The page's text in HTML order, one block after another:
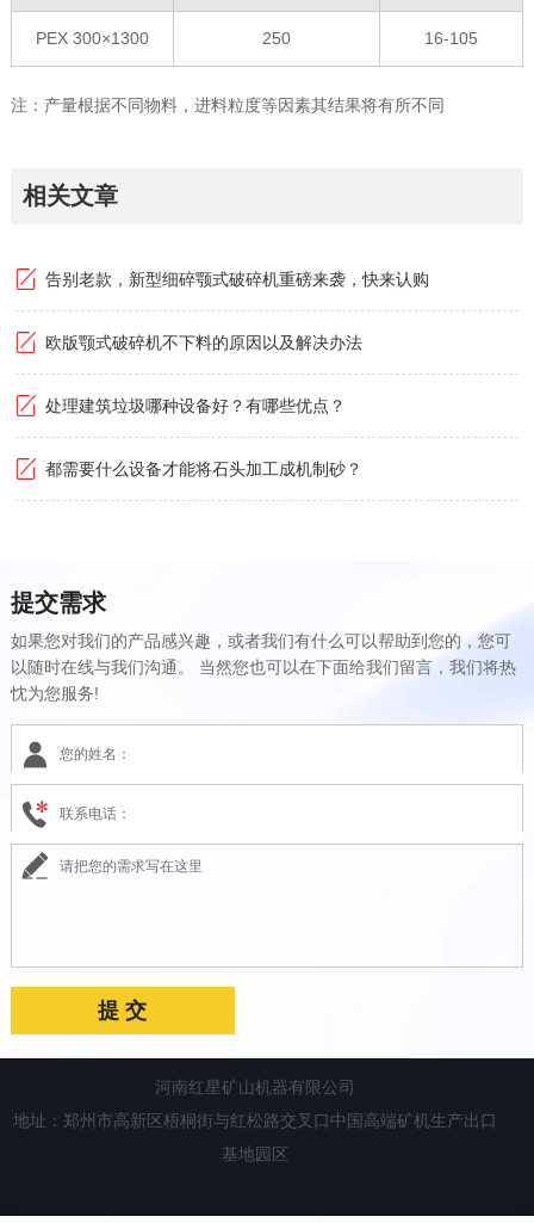
PEX 300×1300 250 16-105
注：产量根据不同物料，进料粒度等因素其结果将有所不同
相关文章
告别老款，新型细碎颚式破碎机重磅来袭，快来认购
欧版颚式破碎机不下料的原因以及解决办法
处理建筑垃圾哪种设备好？有哪些优点？
都需要什么设备才能将石头加工成机制砂？
提交需求
如果您对我们的产品感兴趣，或者我们有什么可以帮助到您的，您可
以随时在线与我们沟通。 当然您也可以在下面给我们留言，我们将热
忱为您服务!
河南红星矿山机器有限公司
地址：郑州市高新区梧桐街与红松路交叉口中国高端矿机生产出口
基地园区